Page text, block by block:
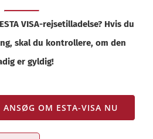
VISA-rejsetilladelse? Hvis du
skal du kontrollere, om den
er gyldig!
ANSØG OM ESTA-VISA NU